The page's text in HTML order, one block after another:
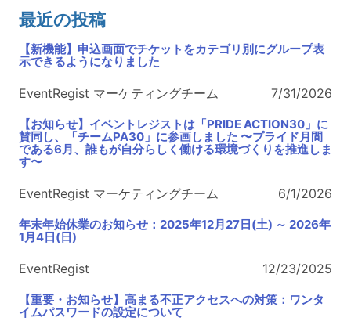
最近の投稿
【新機能】申込画面でチケットをカテゴリ別にグループ表
示できるようになりました
EventRegist マーケティングチーム 7/31/2026
【お知らせ】イベントレジストは「PRIDE ACTION30」に
賛同し、「チームPA30」に参画しました 〜プライド月間
である6月、誰もが自分らしく働ける環境づくりを推進しま
す〜
EventRegist マーケティングチーム 6/1/2026
年末年始休業のお知らせ：2025年12月27日(土) ～ 2026年
1月4日(日)
EventRegist 12/23/2025
【重要・お知らせ】高まる不正アクセスへの対策：ワンタ
イムパスワードの設定について